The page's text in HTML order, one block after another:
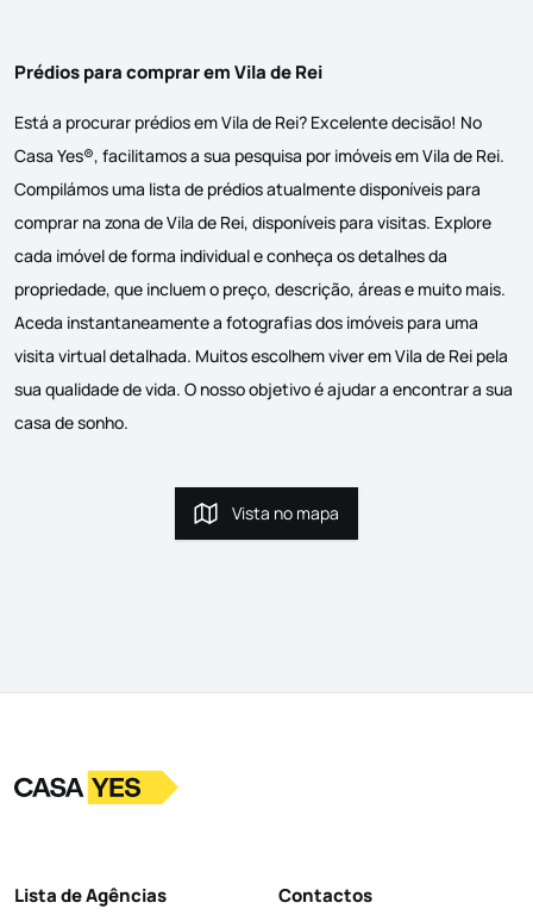
Prédios para comprar em Vila de Rei
Está a procurar prédios em Vila de Rei? Excelente decisão! No
Casa Yes®, facilitamos a sua pesquisa por imóveis em Vila de Rei.
Compilámos uma lista de prédios atualmente disponíveis para
comprar na zona de Vila de Rei, disponíveis para visitas. Explore
cada imóvel de forma individual e conheça os detalhes da
propriedade, que incluem o preço, descrição, áreas e muito mais.
Aceda instantaneamente a fotografias dos imóveis para uma
visita virtual detalhada. Muitos escolhem viver em Vila de Rei pela
sua qualidade de vida. O nosso objetivo é ajudar a encontrar a sua
casa de sonho.
Vista no mapa
Vista no mapa
LogoIr para a homepage
Lista de Agências
Contactos